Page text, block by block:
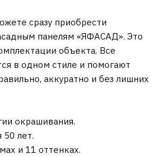
сразу приобрести
панелям «ЯФАСАД». Это
объекта. Все
в одном стиле и помогают
аккуратно и без лишних
окрашивания.
50 лет.
и 11 оттенках.